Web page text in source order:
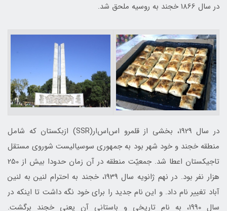
در سال 1866 خجند به روسيه ملحق شد.
در سال 1929، بخشی از قلمرو اس‌اس‌ار(SSR) ازبكستان كه شامل
منطقه خجند و خود شهر بود به جمهوری سوسياليست شوروی مستقل
تاجيكستان اعطا شد. جمعيّت منطقه در آن زمان حدودا بيش از 250
هزار نفر بود. در نهم ژانويه سال 1939، خجند به احترام لنين به لنين
آباد تغيير نام داد. و اين نام جديد را برای خود نگه داشت تا اينكه در
سال 1990، به نام تاريخی و باستانی آن يعنی خجند برگشت.